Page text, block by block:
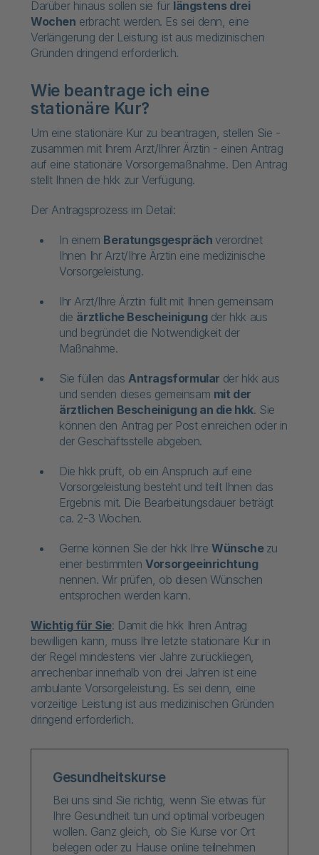
Darüber hinaus sollen sie für längstens drei
Wochen erbracht werden. Es sei denn, eine
Verlängerung der Leistung ist aus medizinischen
Gründen dringend erforderlich.
Wie beantrage ich eine
stationäre Kur?
Um eine stationäre Kur zu beantragen, stellen Sie -
zusammen mit Ihrem Arzt/Ihrer Ärztin - einen Antrag
auf eine stationäre Vorsorgemaßnahme. Den Antrag
stellt Ihnen die hkk zur Verfügung.
Der Antragsprozess im Detail:
In einem Beratungsgespräch verordnet
Ihnen Ihr Arzt/Ihre Ärztin eine medizinische
Vorsorgeleistung.
Ihr Arzt/Ihre Ärztin füllt mit Ihnen gemeinsam
die ärztliche Bescheinigungder hkk aus
und begründet die Notwendigkeit der
Maßnahme.
Sie füllen das Antragsformular der hkk aus
und senden dieses gemeinsam mit der
ärztlichen Bescheinigung an die hkk. Sie
können den Antrag per Post einreichen oder in
der Geschäftsstelle abgeben.
Die hkk prüft, ob ein Anspruch auf eine
Vorsorgeleistung besteht und teilt Ihnen das
Ergebnis mit. Die Bearbeitungsdauer beträgt
ca. 2-3 Wochen.
Gerne können Sie der hkk Ihre Wünsche zu
einer bestimmtenVorsorgeeinrichtung
nennen. Wir prüfen, ob diesen Wünschen
entsprochen werden kann.
Wichtig für Sie: Damit die hkk Ihren Antrag
bewilligen kann, muss Ihre letzte stationäre Kur in
der Regel mindestens vier Jahre zurückliegen,
anrechenbar innerhalb von drei Jahren ist eine
ambulante Vorsorgeleistung. Es sei denn, eine
vorzeitige Leistung ist aus medizinischen Gründen
dringend erforderlich.
Gesundheitskurse
Bei uns sind Sie richtig, wenn Sie etwas für
Ihre Gesundheit tun und optimal vorbeugen
wollen. Ganz gleich, ob Sie Kurse vor Ort
belegen oder zu Hause online teilnehmen